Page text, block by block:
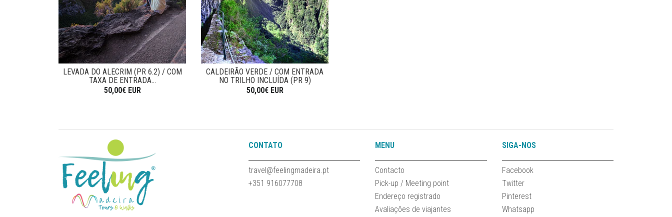
LEVADA DO ALECRIM (PR 6.2) / COM
TAXA DE ENTRADA...
50,00€ EUR
CALDEIRÃO VERDE / COM ENTRADA
NO TRILHO INCLUÍDA (PR 9)
50,00€ EUR
CONTATO
travel@feelingmadeira.pt
+351 916077708
MENU
Contacto
Pick-up / Meeting point
Endereço registrado
Avaliações de viajantes
SIGA-NOS
Facebook
Twitter
Pinterest
Whatsapp